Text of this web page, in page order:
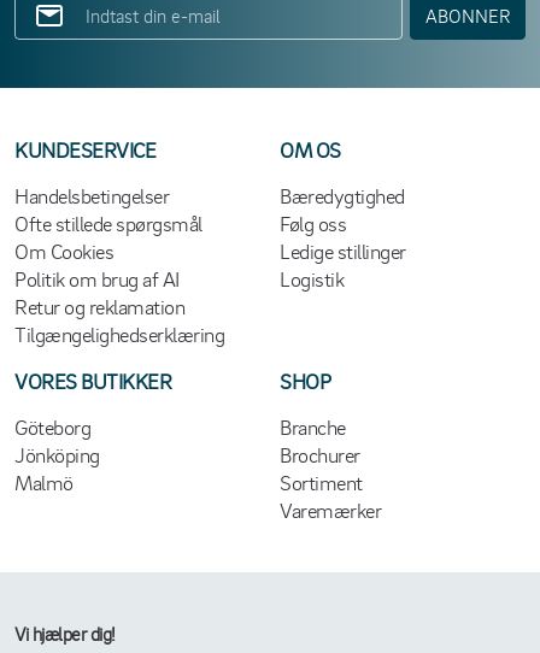
ABONNER
KUNDESERVICE
Handelsbetingelser
Ofte stillede spørgsmål
Om Cookies
Politik om brug af AI
Retur og reklamation
Tilgængelighedserklæring
OM OS
Bæredygtighed
Følg oss
Ledige stillinger
Logistik
VORES BUTIKKER
Göteborg
Jönköping
Malmö
SHOP
Branche
Brochurer
Sortiment
Varemærker
Vi hjælper dig!